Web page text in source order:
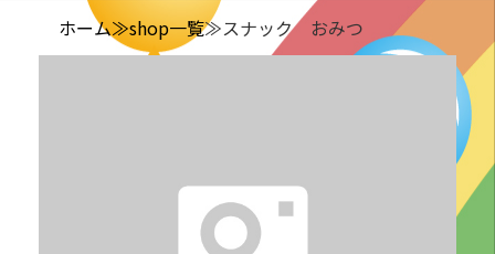
ホーム≫shop一覧≫スナック おみつ